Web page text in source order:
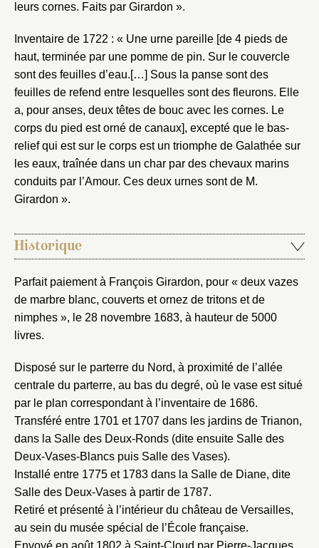
leurs cornes. Faits par Girardon ».
Inventaire de 1722 : « Une urne pareille [de 4 pieds de
haut, terminée par une pomme de pin. Sur le couvercle
sont des feuilles d’eau.[…] Sous la panse sont des
feuilles de refend entre lesquelles sont des fleurons. Elle
a, pour anses, deux têtes de bouc avec les cornes. Le
corps du pied est orné de canaux], excepté que le bas-
relief qui est sur le corps est un triomphe de Galathée sur
les eaux, traînée dans un char par des chevaux marins
conduits par l’Amour. Ces deux urnes sont de M.
Girardon ».
Historique
Parfait paiement à François Girardon, pour « deux vazes
de marbre blanc, couverts et ornez de tritons et de
nimphes », le 28 novembre 1683, à hauteur de 5000
livres.
Disposé sur le parterre du Nord, à proximité de l’allée
centrale du parterre, au bas du degré, où le vase est situé
par le plan correspondant à l’inventaire de 1686.
Transféré entre 1701 et 1707 dans les jardins de Trianon,
dans la Salle des Deux-Ronds (dite ensuite Salle des
Deux-Vases-Blancs puis Salle des Vases).
Installé entre 1775 et 1783 dans la Salle de Diane, dite
Salle des Deux-Vases à partir de 1787.
Retiré et présenté à l’intérieur du château de Versailles,
au sein du musée spécial de l’École française.